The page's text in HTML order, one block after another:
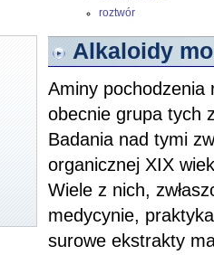
roztwór
Alkaloidy
Aminy
obecnie grupa tych
Badania nad tymi
organicznej XIX
Wiele z nich,
medycynie,
surowe ekstrakty